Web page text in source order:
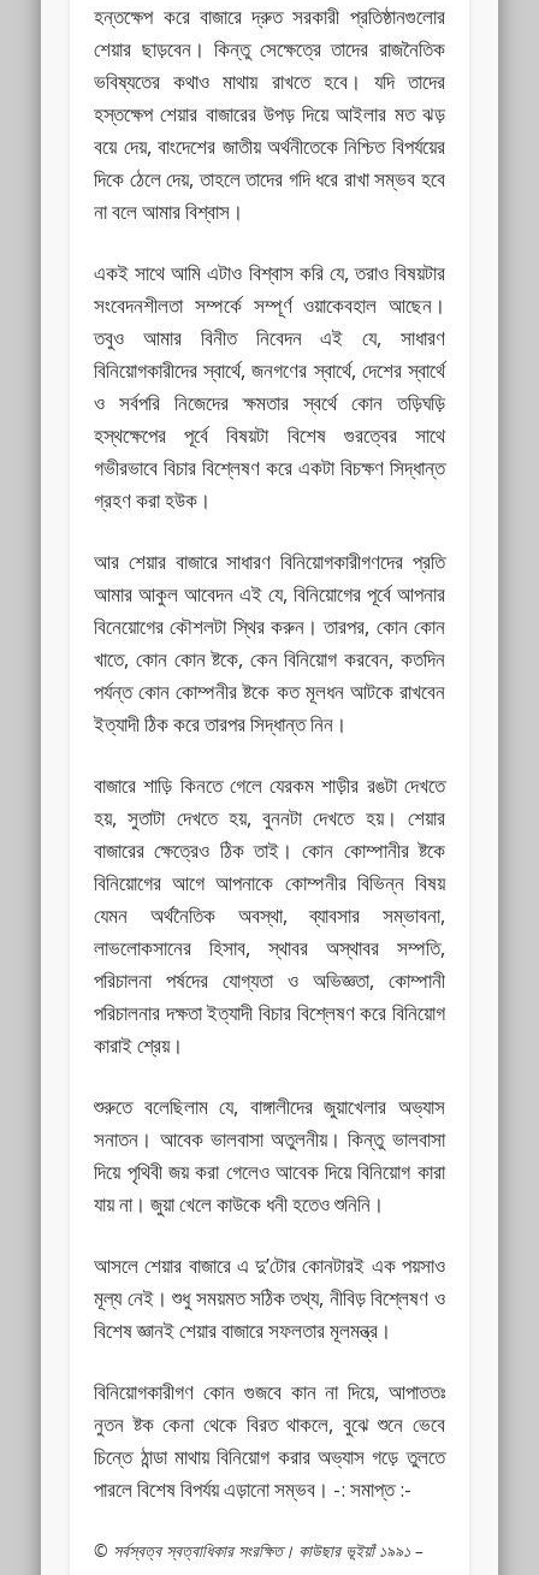
হন্তক্ষেপ করে বাজারে দ্রুত সরকারী প্রতিষ্ঠানগুলোর
শেয়ার ছাড়বেন। কিন্তু সেক্ষেত্রে তাদের রাজনৈতিক
ভবিষ্যতের কথাও মাথায় রাখতে হবে। যদি তাদের
হস্তক্ষেপ শেয়ার বাজারের উপড় দিয়ে আইলার মত ঝড়
বয়ে দেয়, বাংদেশের জাতীয় অর্থনীতেকে নিশ্চিত বিপর্যয়ের
দিকে ঠেলে দেয়, তাহলে তাদের গদি ধরে রাখা সম্ভব হবে
না বলে আমার বিশ্বাস।
একই সাথে আমি এটাও বিশ্বাস করি যে, তরাও বিষয়টার
সংবেদনশীলতা সম্পর্কে সম্পূর্ণ ওয়াকেবহাল আছেন।
তবুও আমার বিনীত নিবেদন এই যে, সাধারণ
বিনিয়োগকারীদের স্বার্থে, জনগণের স্বার্থে, দেশের স্বার্থে
ও সর্বপরি নিজেদের ক্ষমতার স্বর্থে কোন তড়িঘড়ি
হস্থক্ষেপের পূর্বে বিষয়টা বিশেষ গুরত্বের সাথে
গভীরভাবে বিচার বিশ্লেষণ করে একটা বিচক্ষণ সিদ্ধান্ত
গ্রহণ করা হউক।
আর শেয়ার বাজারে সাধারণ বিনিয়োগকারীগণদের প্রতি
আমার আকুল আবেদন এই যে, বিনিয়োগের পূর্বে আপনার
বিনেয়োগের কৌশলটা স্থির করুন। তারপর, কোন কোন
খাতে, কোন কোন ষ্টকে, কেন বিনিয়োগ করবেন, কতদিন
পর্যন্ত কোন কোম্পনীর ষ্টকে কত মূলধন আটকে রাখবেন
ইত্যাদী ঠিক করে তারপর সিদ্ধান্ত নিন।
বাজারে শাড়ি কিনতে গেলে যেরকম শাড়ীর রঙটা দেখতে
হয়, সুতাটা দেখতে হয়, বুননটা দেখতে হয়। শেয়ার
বাজারের ক্ষেত্রেও ঠিক তাই। কোন কোম্পানীর ষ্টকে
বিনিয়োগের আগে আপনাকে কোম্পনীর বিভিন্ন বিষয়
যেমন অর্থনৈতিক অবস্থা, ব্যাবসার সম্ভাবনা,
লাভলোকসানের হিসাব, স্থাবর অস্থাবর সম্পতি,
পরিচালনা পর্ষদের যোগ্যতা ও অভিজ্ঞতা, কোম্পানী
পরিচালনার দক্ষতা ইত্যাদী বিচার বিশ্লেষণ করে বিনিয়োগ
কারাই শ্রেয়।
শুরুতে বলেছিলাম যে, বাঙ্গালীদের জুয়াখেলার অভ্যাস
সনাতন। আবেক ভালবাসা অতুলনীয়। কিন্তু ভালবাসা
দিয়ে পৃথিবী জয় করা গেলেও আবেক দিয়ে বিনিয়োগ কারা
যায় না। জুয়া খেলে কাউকে ধনী হতেও শুনিনি।
আসলে শেয়ার বাজারে এ দু’টোর কোনটারই এক পয়সাও
মূল্য নেই। শুধু সময়মত সঠিক তথ্য, নীবিড় বিশ্লেষণ ও
বিশেষ জ্ঞানই শেয়ার বাজারে সফলতার মূলমন্ত্র।
বিনিয়োগকারীগণ কোন গুজবে কান না দিয়ে, আপাততঃ
নুতন ষ্টক কেনা থেকে বিরত থাকলে, বুঝে শুনে ভেবে
চিন্তে ঠান্ডা মাথায় বিনিয়োগ করার অভ্যাস গড়ে তুলতে
পারলে বিশেষ বিপর্যয় এড়ানো সম্ভব। -: সমাপ্ত :-
© সর্বস্বত্ব স্বত্বাধিকার সংরক্ষিত। কাউছার ভূইয়াঁ ১৯৯১ –